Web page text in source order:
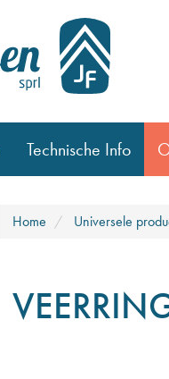
Technische Info
Home Universele